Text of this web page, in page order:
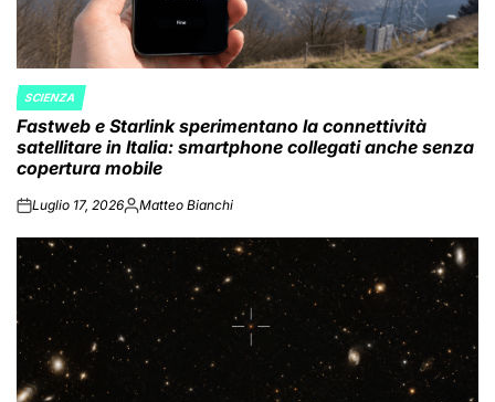
POSTED
IN
SCIENZA
Fastweb e Starlink sperimentano la connettività
satellitare in Italia: smartphone collegati anche senza
copertura mobile
onLuglio 17, 2026Posted
Matteo Bianchi